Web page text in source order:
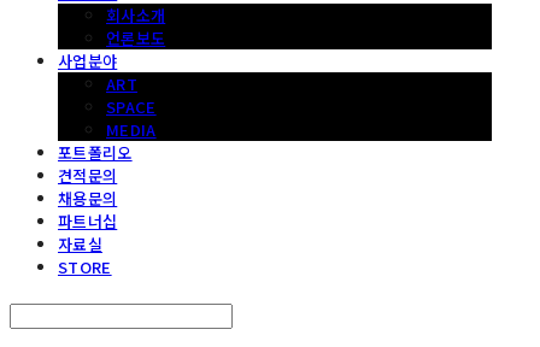
회사소개
언론보도
사업분야
ART
SPACE
MEDIA
포트폴리오
견적문의
채용문의
파트너십
자료실
STORE